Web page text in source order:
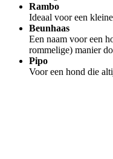
Rambo
Ideaal voor een
Beunhaas
Een naam voor een
rommelige) manier
Pipo
Voor een hond die